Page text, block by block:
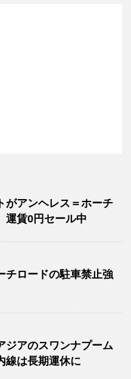
がアンヘレス＝ホーチ
運賃0円セール中
チロードの駐車禁止強
ジアのスワンナプーム
線は長期運休に